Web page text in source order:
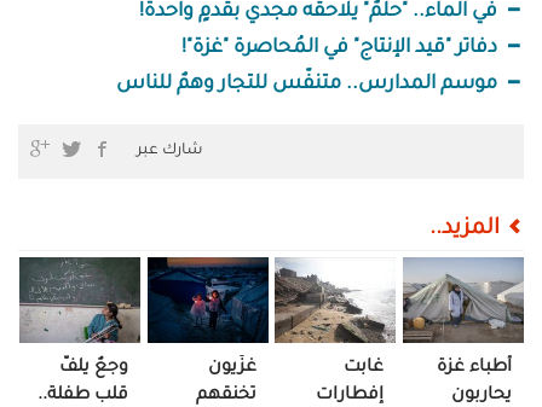
في الماء.. "حلمٌ" يلاحقه مجدي بقدمٍ واحدة!
دفاتر "قيد الإنتاج" في المُحاصرة "غزة"!
موسم المدارس.. متنفّس للتجار وهمٌ للناس
شارك عبر
المزيد..
أطباء غزة
يحاربون
غابت
إفطارات
غزّيون
تخنقهم
وجعٌ يلفُّ
قلب طفلة..